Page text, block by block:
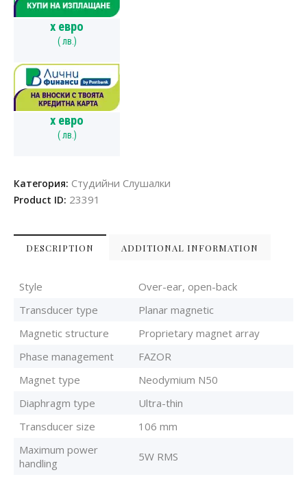
x евро
(лв.)
x евро
(лв.)
Категория: Студийни Слушалки
Product ID: 23391
DESCRIPTION ADDITIONAL INFORMATION
Style
Over-ear, open-back
Transducer type
Planar magnetic
Magnetic structure
Proprietary magnet array
Phase management
FAZOR
Magnet type
Neodymium N50
Diaphragm type
Ultra-thin
Transducer size
106 mm
Maximum power
handling
5W RMS